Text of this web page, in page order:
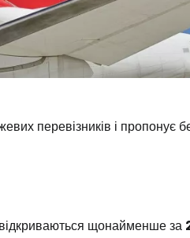
перевізників і пропонує
щонайменше за